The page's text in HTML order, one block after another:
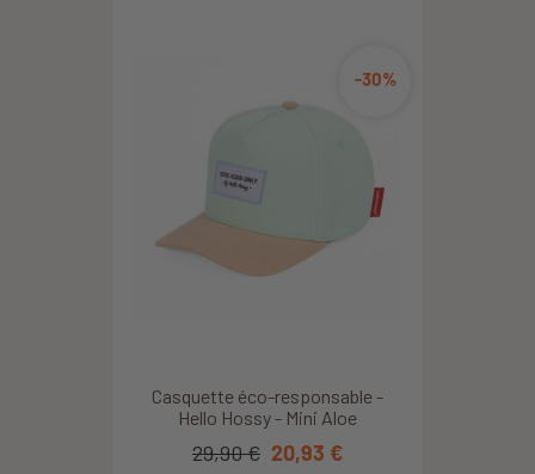
Casquette éco-responsable -
Hello Hossy - Mini Aloe
-30%
29,90 € 20,93 €